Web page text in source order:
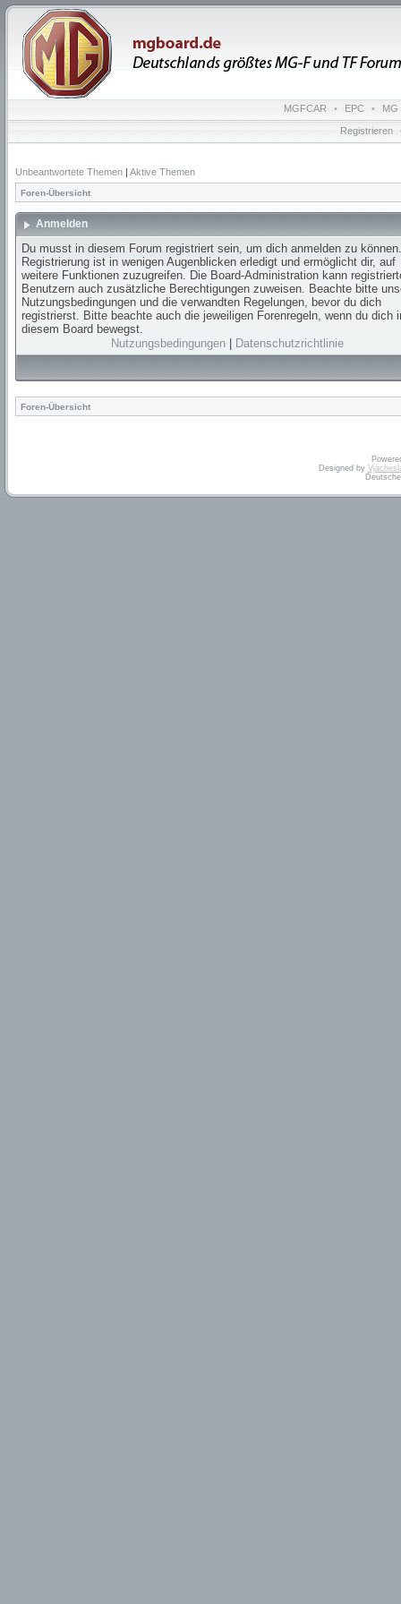
MGFCAR • EPC • MG
Registrieren
Unbeantwortete Themen | Aktive Themen
Foren-Übersicht
Anmelden
Du musst in diesem Forum registriert sein, um dich anmelden zu
Registrierung ist in wenigen Augenblicken erledigt und ermöglicht dir, auf
weitere Funktionen zuzugreifen. Die Board-Administration kann
Benutzern auch zusätzliche Berechtigungen zuweisen. Beachte bitte
Nutzungsbedingungen und die verwandten Regelungen, bevor du dich
registrierst. Bitte beachte auch die jeweiligen Forenregeln, wenn du dich
diesem Board bewegst.
Nutzungsbedingungen
Datenschutzrichtlinie
Foren-Übersicht
Designed by